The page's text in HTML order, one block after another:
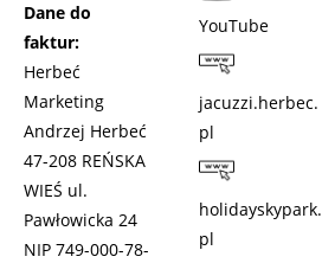
Dane do
faktur:
Herbeć
Marketing
Andrzej Herbeć
47-208 REŃSKA
WIEŚ ul.
Pawłowicka 24
NIP 749-000-78-
YouTube
jacuzzi.herbec.
pl
holidayskypark.
pl